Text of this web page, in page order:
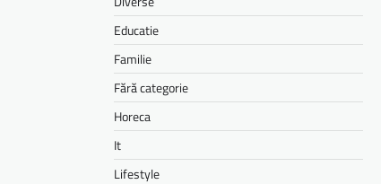
Educatie
Familie
Fără categorie
Horeca
It
Lifestyle